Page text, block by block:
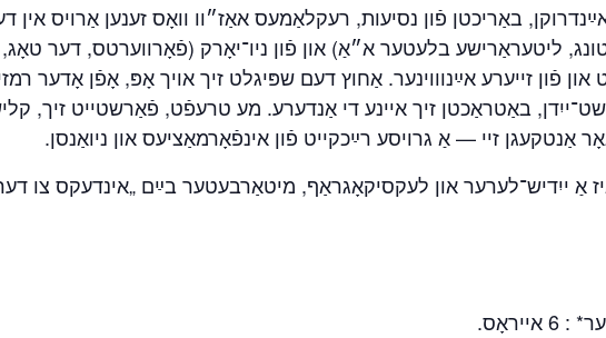
באַריכטן פֿון נסיעות, רעקלאַמעס אאַז״וו וואָס זענען אַרויס אין
ליטעראַרישע בלעטער א״אַ) און פֿון ניו־יאָרק (פֿאָרווערטס, דער
פֿון זייערע אײַנוווינער. אַחוץ דעם שפּיגלט זיך אויך אָפּ, אָפֿן אָדער
באַטראַכטן זיך איינע די אַנדערע. מע טרעפֿט, פֿאַרשטייט זיך,
אַנטקעגן זיי — אַ גרויסע רײַכקייט פֿון אינפֿאָרמאַציעס און ניואַנסן.
אַ ייִדיש־לערער און לעקסיקאָגראַף, מיטאַרבעטער בײַם „אינדעקס צו